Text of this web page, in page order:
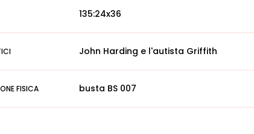
135:24x36
John Harding e l'autista Griffith
FISICA busta BS 007